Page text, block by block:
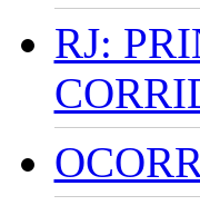
RJ: